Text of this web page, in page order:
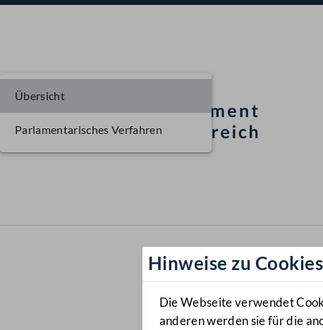
Hinweise zu Cookies
Die Webseite verwendet
anderen werden sie für die
Übersicht
Parlamentarisches Verfahren